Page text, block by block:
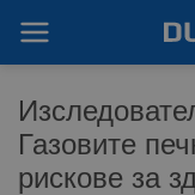
Газовите
рискове за